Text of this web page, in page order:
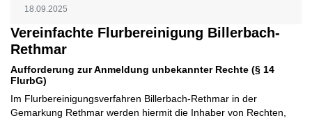
18.09.2025
Vereinfachte Flurbereinigung Billerbach-
Rethmar
Aufforderung zur Anmeldung unbekannter Rechte (§ 14
FlurbG)
Im Flurbereinigungsverfahren Billerbach-Rethmar in der
Gemarkung Rethmar werden hiermit die Inhaber von Rechten,